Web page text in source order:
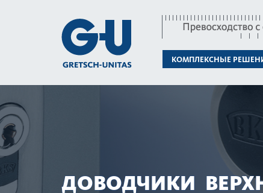
КОМПЛЕКСНЫЕ
ДОВОДЧИКИ